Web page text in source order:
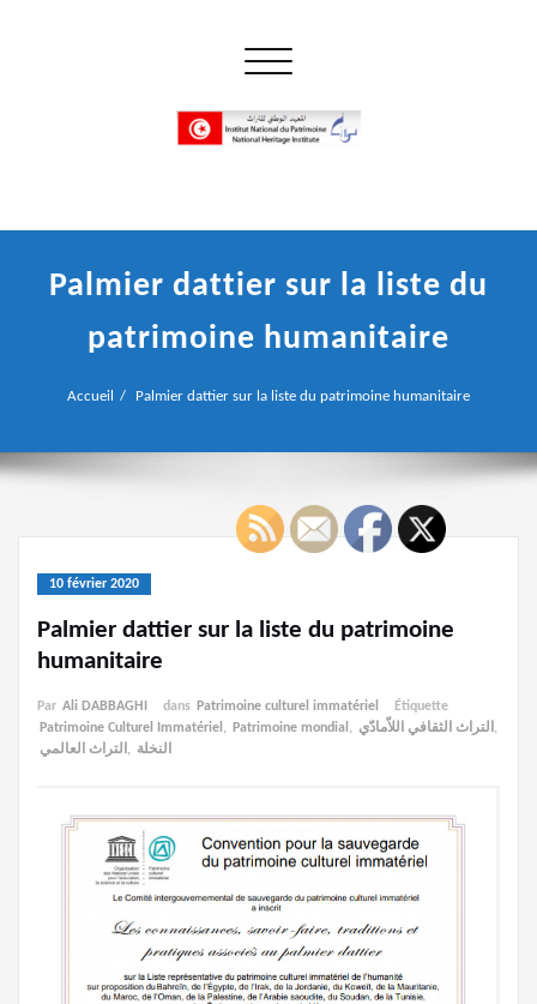
Ouvrir/fermer la navigation
Palmier dattier sur la liste du
patrimoine humanitaire
Accueil Palmier dattier sur la liste du patrimoine humanitaire
10 février 2020
Palmier dattier sur la liste du patrimoine
humanitaire
Par Ali DABBAGHI dans Patrimoine culturel immatériel
Étiquette
Patrimoine Culturel Immatériel , Patrimoine mondial , التراث الثقافي اللاّمادّي ,
التراث العالمي , النخلة